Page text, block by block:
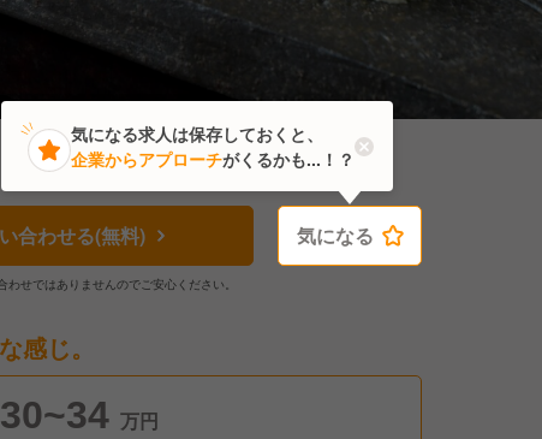
合わせる(無料) 気になる
せではありませんのでご安心ください。
感じ。
30~34 万円
気になる
気になる求人は保存しておくと、
企業からアプローチがくるかも...！？